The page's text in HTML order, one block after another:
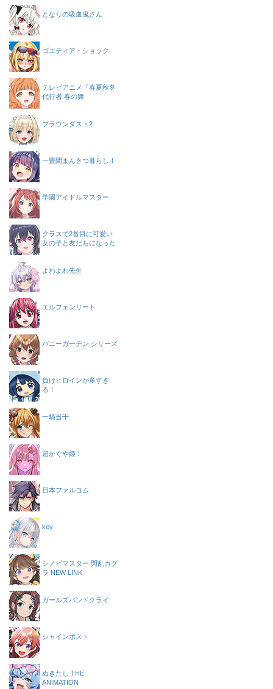
となりの吸血鬼さん
ゴエティア・ショック
テレビアニメ『春夏秋冬
代行者 春の舞
ブラウンダスト2
一畳間まんきつ暮らし！
学園アイドルマスター
クラスで2番目に可愛い
女の子と友だちになった
よわよわ先生
エルフェンリート
バニーガーデン シリーズ
負けヒロインが多すぎ
る！
一騎当千
超かぐや姫！
日本ファルコム
key
シノビマスター 閃乱カグ
ラ NEW LINK
ガールズバンドクライ
シャインポスト
ぬきたし THE
ANIMATION